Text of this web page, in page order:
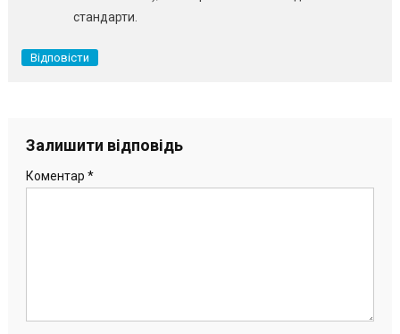
стандарти.
Відповісти
Залишити відповідь
Коментар *